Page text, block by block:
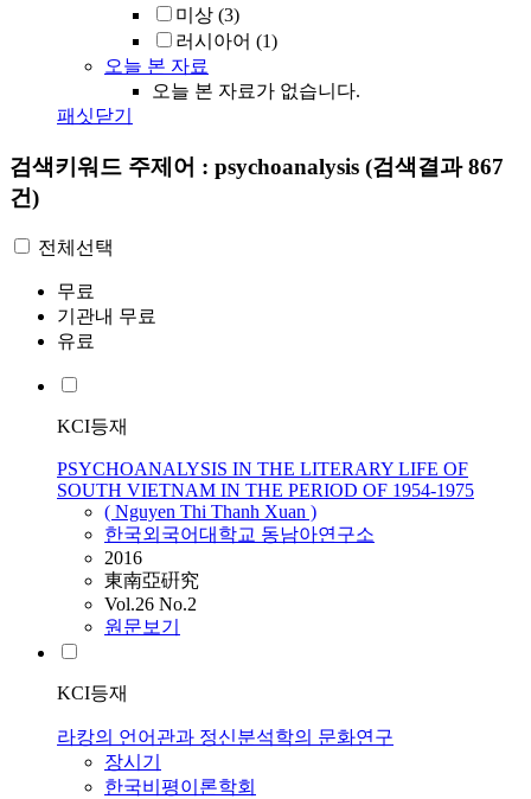
미상 (3)
러시아어 (1)
오늘 본 자료
오늘 본 자료가 없습니다.
패싯닫기
검색키워드 주제어 : psychoanalysis (검색결과 867
건)
전체선택
무료
기관내 무료
유료
KCI등재
PSYCHOANALYSIS IN THE LITERARY LIFE OF
SOUTH VIETNAM IN THE PERIOD OF 1954-1975
( Nguyen Thi Thanh Xuan )
한국외국어대학교 동남아연구소
2016
東南亞硏究
Vol.26 No.2
원문보기
KCI등재
라캉의 언어관과 정신분석학의 문화연구
장시기
한국비평이론학회